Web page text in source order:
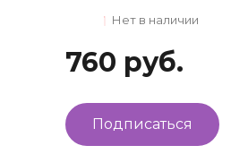
Нет в наличии
760 руб.
Подписаться